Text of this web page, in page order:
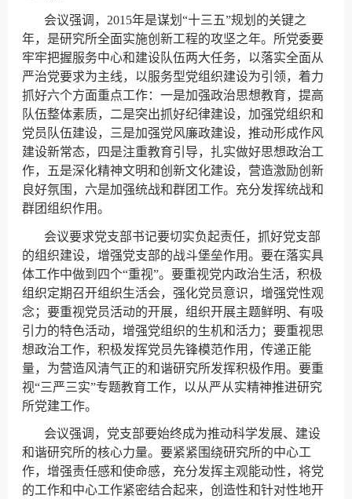
会议强调，2015年是谋划“十三五”规划的关键之
年，是研究所全面实施创新工程的攻坚之年。所党委要
牢牢把握服务中心和建设队伍两大任务，以落实全面从
严治党要求为主线，以服务型党组织建设为引领，着力
抓好六个方面重点工作：一是加强政治思想教育，提高
队伍整体素质，二是突出抓好纪律建设，加强党组织和
党员队伍建设，三是加强党风廉政建设，推动形成作风
建设新常态，四是注重教育引导，扎实做好思想政治工
作，五是深化精神文明和创新文化建设，营造激励创新
良好氛围，六是加强统战和群团工作。充分发挥统战和
群团组织作用。
会议要求党支部书记要切实负起责任，抓好党支部
的组织建设，增强党支部的战斗堡垒作用。要在落实具
体工作中做到四个“重视”。要重视党内政治生活，积极
组织定期召开组织生活会，强化党员意识，增强党性观
念；要重视党员活动的开展，组织开展主题鲜明、有吸
引力的特色活动，增强党组织的生机和活力；要重视思
想政治工作，积极发挥党员先锋模范作用，传递正能
量，为营造风清气正的和谐研究所发挥积极作用。要重
视“三严三实”专题教育工作，以从严从实精神推进研究
所党建工作。
会议强调，党支部要始终成为推动科学发展、建设
和谐研究所的核心力量。要紧紧围绕研究所的中心工
作，增强责任感和使命感，充分发挥主观能动性，将党
的工作和中心工作紧密结合起来，创造性和针对性地开